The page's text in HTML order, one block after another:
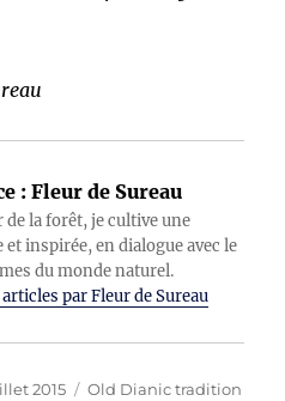
: Fleur de Sureau
la forêt, je cultive une
inspirée, en dialogue avec le
du monde naturel.
par Fleur de Sureau
2015 Catégories
Old Dianic tradition